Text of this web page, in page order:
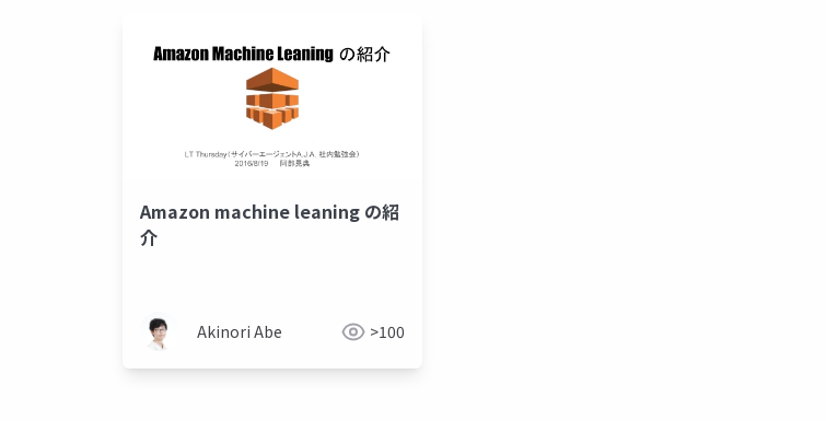
Amazon machine leaning の紹
介
Akinori Abe >100